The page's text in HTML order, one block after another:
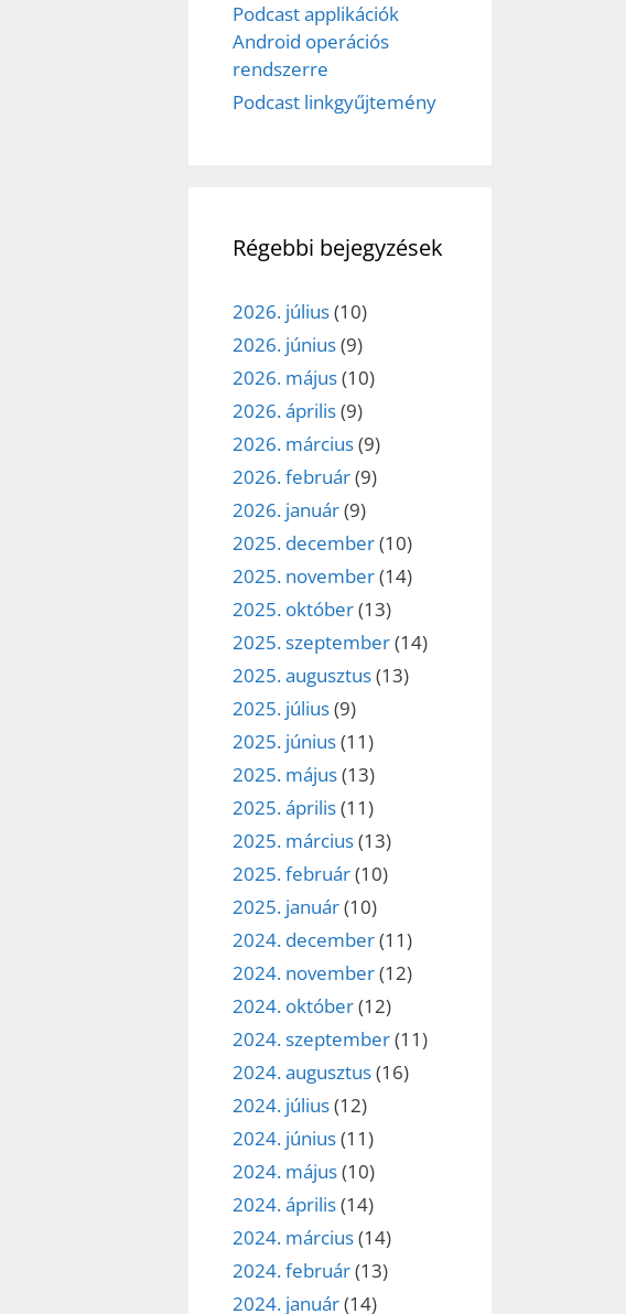
Podcast applikációk
Android operációs
rendszerre
Podcast linkgyűjtemény
Régebbi bejegyzések
2026. július(10)
2026. június(9)
2026. május(10)
2026. április(9)
2026. március(9)
2026. február(9)
2026. január(9)
2025. december(10)
2025. november(14)
2025. október(13)
2025. szeptember(14)
2025. augusztus(13)
2025. július(9)
2025. június(11)
2025. május(13)
2025. április(11)
2025. március(13)
2025. február(10)
2025. január(10)
2024. december(11)
2024. november(12)
2024. október(12)
2024. szeptember(11)
2024. augusztus(16)
2024. július(12)
2024. június(11)
2024. május(10)
2024. április(14)
2024. március(14)
2024. február(13)
2024. január(14)